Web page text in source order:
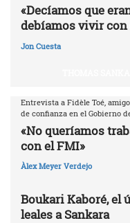
«Decíamos que
debíamos vivir con
Jon Cuesta
Entrevista a Fidèle Toé,
de confianza en el Gobierno
«No queríamos
con el FMI»
Àlex Meyer Verdejo
Boukari Kaboré, el
leales a Sankara